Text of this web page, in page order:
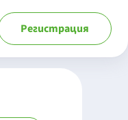
Регистрация